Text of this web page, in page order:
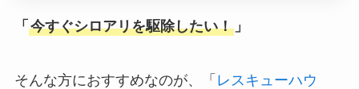
「 今すぐシロアリを駆除したい！」
そんな方におすすめなのが、「 レスキューハウ